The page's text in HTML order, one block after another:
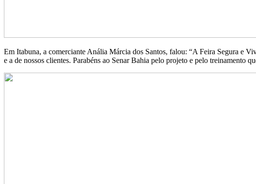
Em Itabuna, a comerciante Anália Márcia dos Santos, falou: “A Feira Segura e
e a de nossos clientes. Parabéns ao Senar Bahia pelo projeto e pelo treinamento